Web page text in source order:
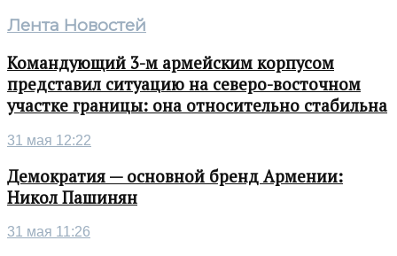
Лента Новостей
Командующий 3-м армейским корпусом
представил ситуацию на северо-восточном
участке границы: она относительно стабильна
31 мая 12:22
Демократия — основной бренд Армении:
Никол Пашинян
31 мая 11:26